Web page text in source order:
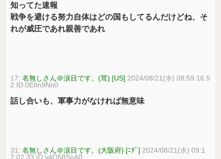
知ってた速報
戦争を避ける努力自体はどの国もしてるんだけどね、そ
れが威圧であれ親善であれ
17:名無しさん＠涙目です。(茸) [US] 2024/08/21(水) 08:59:16.5
2 ID:0EItn9Nn0
話し合いも、軍事力がなければ無意味
31:名無しさん＠涙目です。(大阪府) [ﾆﾀﾞ] 2024/08/21(水) 09:1
7:02.33 ID:v4O58SnA0